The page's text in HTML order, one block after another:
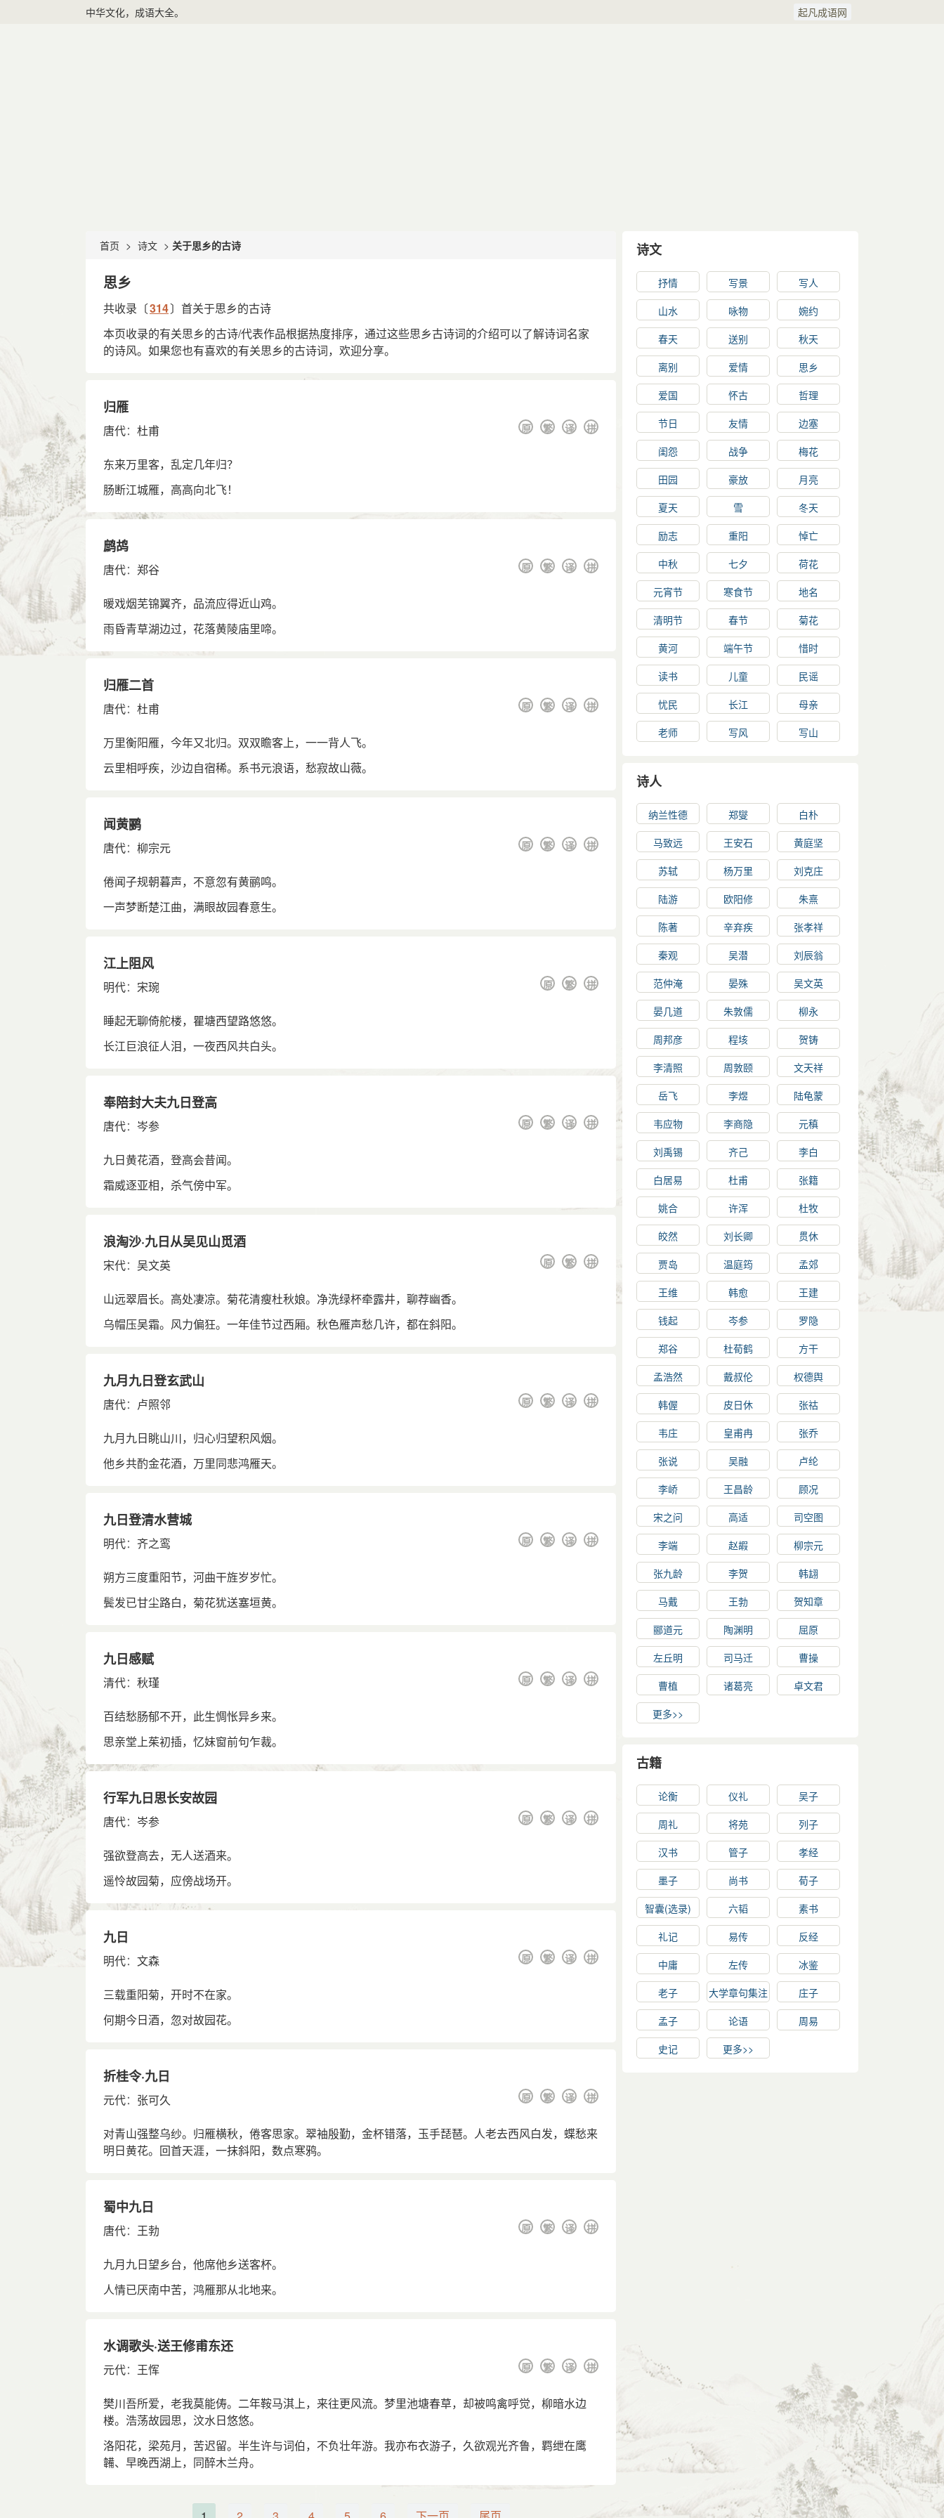
中华文化，成语大全。 起凡成语网
首页 > 诗文 > 关于思乡的古诗
思乡
共收录〔314〕首关于思乡的古诗
本页收录的有关思乡的古诗/代表作品根据热度排序，通过这些思乡古诗词的介绍可以了解诗词名家
的诗风。如果您也有喜欢的有关思乡的古诗词，欢迎分享。
归雁
唐代： 杜甫 拼
译
繁
原
东来万里客，乱定几年归？
肠断江城雁，高高向北飞！
鹧鸪
唐代： 郑谷 拼
译
繁
原
暖戏烟芜锦翼齐，品流应得近山鸡。
雨昏青草湖边过，花落黄陵庙里啼。
归雁二首
唐代： 杜甫 拼
译
繁
原
万里衡阳雁，今年又北归。双双瞻客上，一一背人飞。
云里相呼疾，沙边自宿稀。系书元浪语，愁寂故山薇。
闻黄鹂
唐代： 柳宗元 拼
译
繁
原
倦闻子规朝暮声，不意忽有黄鹂鸣。
一声梦断楚江曲，满眼故园春意生。
江上阻风
明代： 宋琬 拼
繁
原
睡起无聊倚舵楼，瞿塘西望路悠悠。
长江巨浪征人泪，一夜西风共白头。
奉陪封大夫九日登高
唐代： 岑参 拼
译
繁
原
九日黄花酒，登高会昔闻。
霜威逐亚相，杀气傍中军。
浪淘沙·九日从吴见山觅酒
宋代： 吴文英 拼
繁
原
山远翠眉长。高处凄凉。菊花清瘦杜秋娘。净洗绿杯牵露井，聊荐幽香。
乌帽压吴霜。风力偏狂。一年佳节过西厢。秋色雁声愁几许，都在斜阳。
九月九日登玄武山
唐代： 卢照邻 拼
译
繁
原
九月九日眺山川，归心归望积风烟。
他乡共酌金花酒，万里同悲鸿雁天。
九日登清水营城
明代： 齐之鸾 拼
译
繁
原
朔方三度重阳节，河曲干旌岁岁忙。
鬓发已甘尘路白，菊花犹送塞垣黄。
九日感赋
清代： 秋瑾 拼
译
繁
原
百结愁肠郁不开，此生惆怅异乡来。
思亲堂上茱初插，忆妹窗前句乍裁。
行军九日思长安故园
唐代： 岑参 拼
译
繁
原
强欲登高去，无人送酒来。
遥怜故园菊，应傍战场开。
九日
明代： 文森 拼
译
繁
原
三载重阳菊，开时不在家。
何期今日酒，忽对故园花。
折桂令·九日
元代： 张可久 拼
译
繁
原
对青山强整乌纱。归雁横秋，倦客思家。翠袖殷勤，金杯错落，玉手琵琶。人老去西风白发，蝶愁来
明日黄花。回首天涯，一抹斜阳，数点寒鸦。
蜀中九日
唐代： 王勃 拼
译
繁
原
九月九日望乡台，他席他乡送客杯。
人情已厌南中苦，鸿雁那从北地来。
水调歌头·送王修甫东还
元代： 王恽 拼
译
繁
原
樊川吾所爱，老我莫能俦。二年鞍马淇上，来往更风流。梦里池塘春草，却被鸣禽呼觉，柳暗水边
楼。浩荡故园思，汶水日悠悠。
洛阳花，梁苑月，苦迟留。半生许与词伯，不负壮年游。我亦布衣游子，久欲观光齐鲁，羁绁在鹰
韛、早晚西湖上，同醉木兰舟。
诗文
抒情 写景
写人
山水
咏物
婉约
春天
送别
秋天
离别
爱情
思乡
爱国
怀古
哲理
节日
友情
边塞
闺怨
战争
梅花
田园
豪放
月亮
夏天
雪
冬天
励志
重阳
悼亡
中秋
七夕
荷花
元宵节
寒食节
地名
清明节
春节
菊花
黄河
端午节
惜时
读书
儿童
民谣
忧民
长江
母亲
老师
写风 写山
诗人
纳兰性德 郑燮
白朴
马致远
王安石
黄庭坚
苏轼
杨万里
刘克庄
陆游
欧阳修
朱熹
陈著
辛弃疾
张孝祥
秦观
吴潜
刘辰翁
范仲淹
晏殊
吴文英
晏几道
朱敦儒
柳永
周邦彦
程垓
贺铸
李清照
周敦颐
文天祥
岳飞
李煜
陆龟蒙
韦应物
李商隐
元稹
刘禹锡
齐己
李白
白居易
杜甫
张籍
姚合
许浑
杜牧
皎然
刘长卿
贯休
贾岛
温庭筠
孟郊
王维
韩愈
王建
钱起
岑参
罗隐
郑谷
杜荀鹤
方干
孟浩然
戴叔伦
权德舆
韩偓
皮日休
张祜
韦庄
皇甫冉
张乔
张说
吴融
卢纶
李峤
王昌龄
顾况
宋之问
高适
司空图
李端
赵嘏
柳宗元
张九龄
李贺
韩翃
马戴
王勃
贺知章
郦道元
陶渊明
屈原
左丘明
司马迁
曹操
曹植
诸葛亮
卓文君
更多>>
古籍
论衡 仪礼
吴子
周礼
将苑
列子
汉书
管子
孝经
墨子
尚书
荀子
智囊(选录)
六韬
素书
礼记
易传
反经
中庸
左传
冰鉴
老子
大学章句集注
庄子
孟子
论语
周易
史记
更多>>